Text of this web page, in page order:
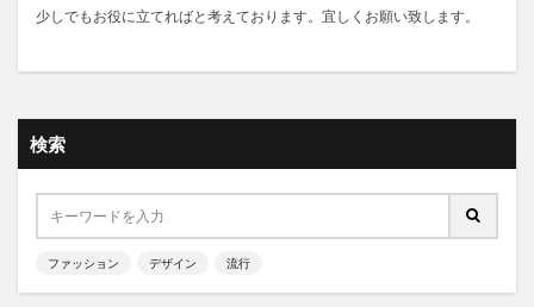
少しでもお役に立てればと考えております。宜しくお願い致します。
検索
ファッション デザイン 流行